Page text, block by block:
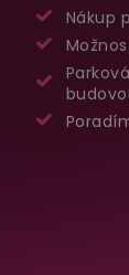
Nákup